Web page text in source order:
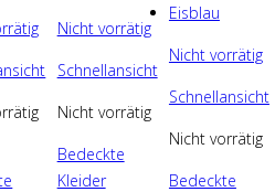
Nicht vorrätig
Schnellansicht
Nicht vorrätig
Bedeckte
Kleider
Nicht vorrätig
Schnellansicht
Nicht vorrätig
Bedeckte